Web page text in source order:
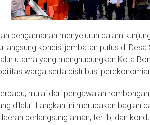
pengamanan menyeluruh dalam
langsung kondisi jembatan putus di
utama yang menghubungkan Kota
warga serta distribusi
mulai dari pengawalan
dilalui. Langkah ini merupakan
berlangsung aman, tertib, dan